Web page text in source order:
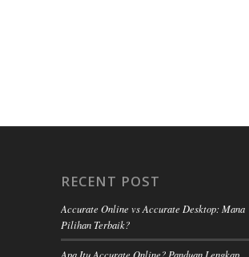
RECENT POST
Accurate Online vs Accurate Desktop: Mana
Pilihan Terbaik?